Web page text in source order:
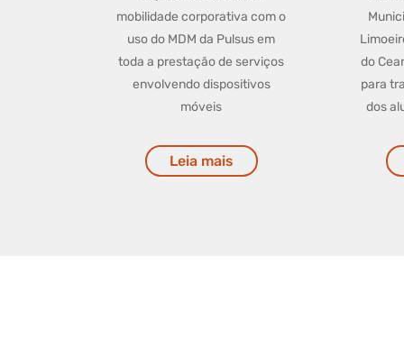
mobilidade corporativa com o
uso do MDM da Pulsus em
toda a prestação de serviços
envolvendo dispositivos
móveis
Leia mais
do
para
dos